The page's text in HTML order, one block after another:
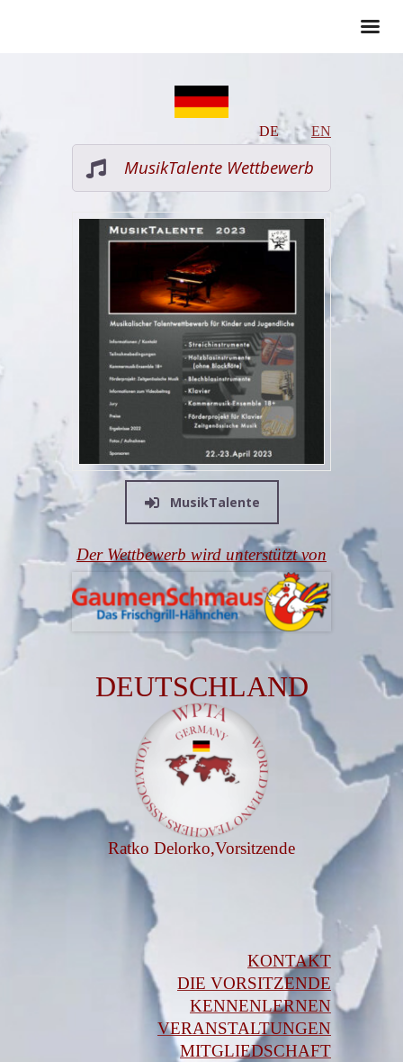
DEEN
MusikTalente Wettbewerb
MusikTalente
Der Wettbewerb wird unterstützt von
DEUTSCHLAND
Ratko Delorko,Vorsitzende
KONTAKT
DIE VORSITZENDE
KENNENLERNEN
VERANSTALTUNGEN
MITGLIEDSCHAFT